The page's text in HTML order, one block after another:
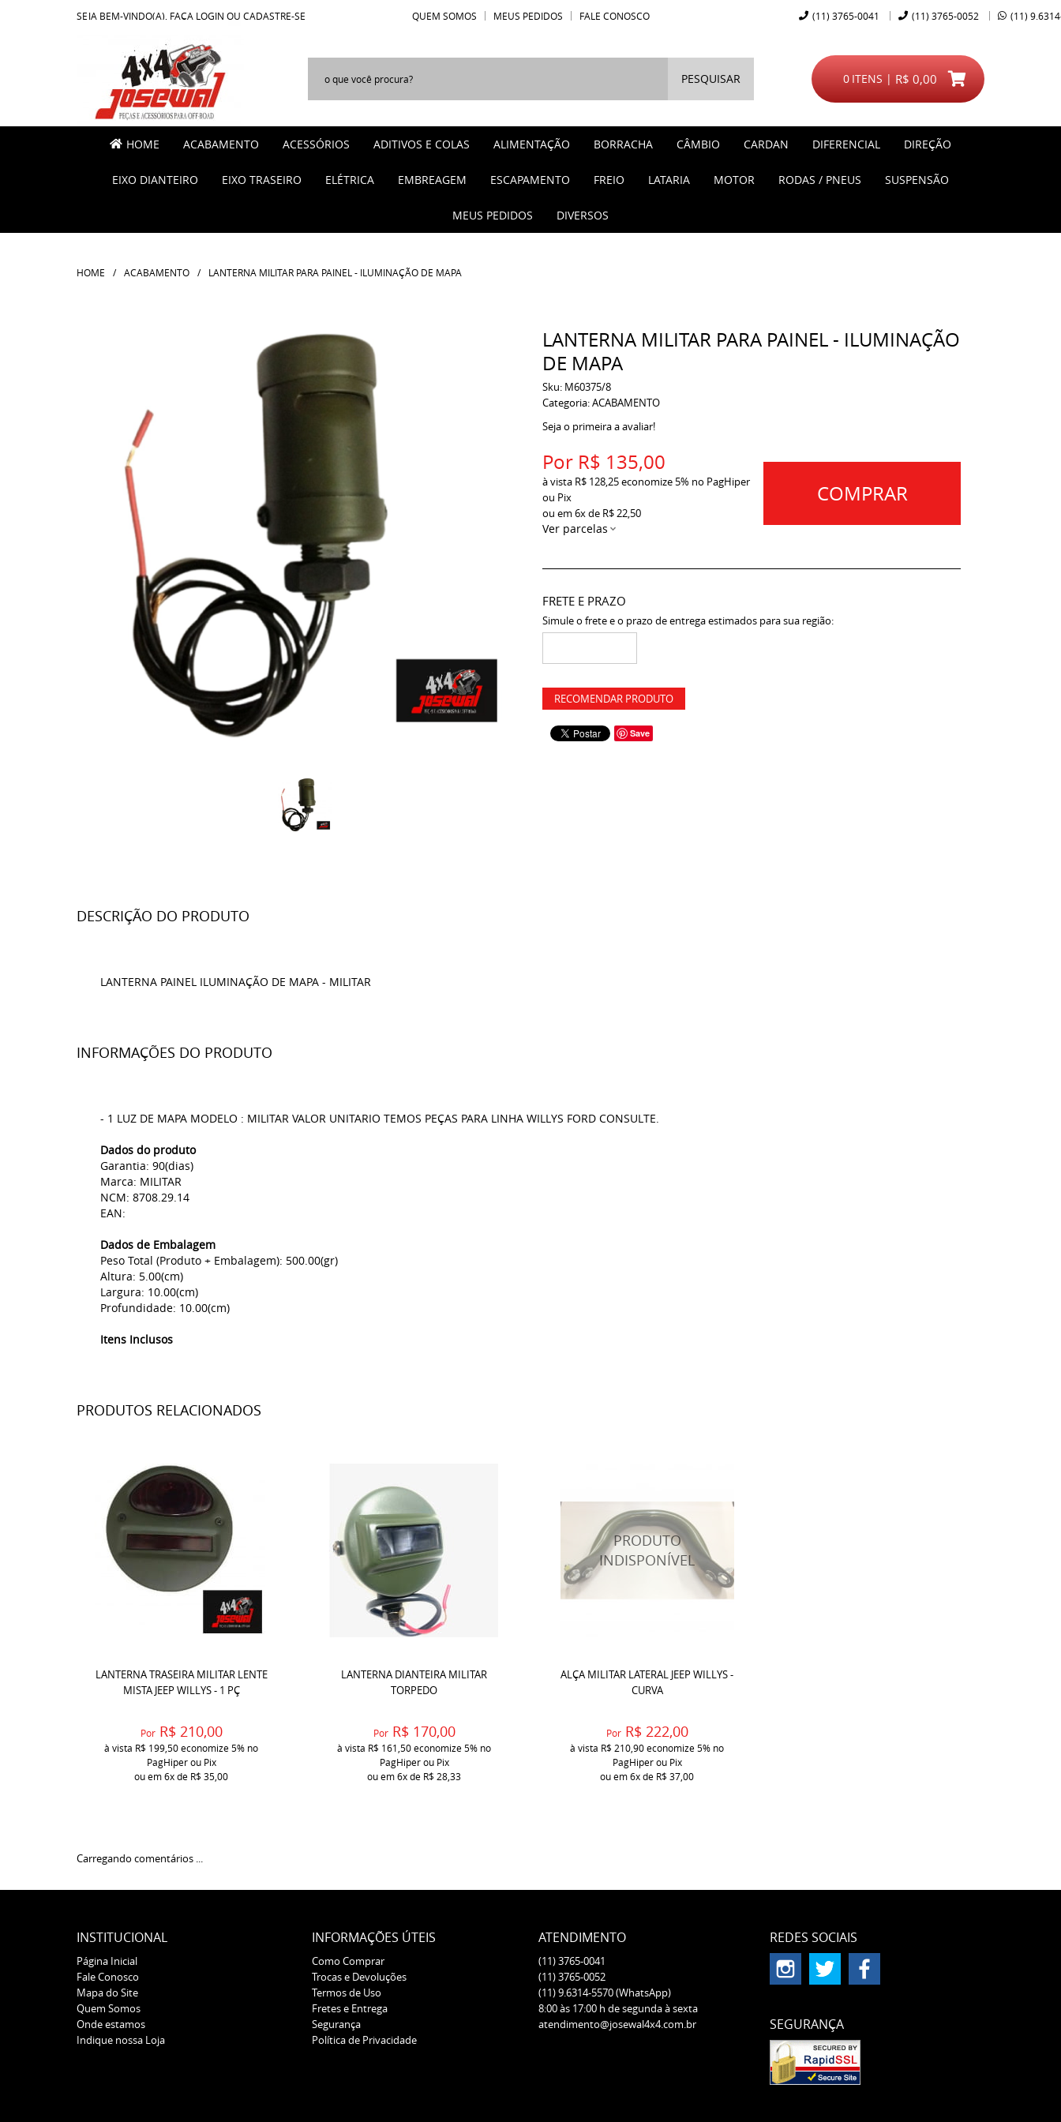
SEJA BEM-VINDO(A), FAÇA LOGIN OU CADASTRE-SE QUEM SOMOS MEUS PEDIDOS FALE CONOSCO (11) 3765-0041 (11) 3765-0052 (11)
PESQUISAR ITENS
0 R$ 0,00
HOME ACABAMENTO ACESSÓRIOS ADITIVOS E COLAS ALIMENTAÇÃO BORRACHA CÂMBIO CARDAN DIFERENCIAL DIREÇÃO
EIXO DIANTEIRO EIXO TRASEIRO ELÉTRICA EMBREAGEM ESCAPAMENTO FREIO LATARIA MOTOR RODAS / PNEUS SUSPENSÃO
MEUS PEDIDOS DIVERSOS
HOME ACABAMENTO LANTERNA MILITAR PARA PAINEL - ILUMINAÇÃO DE MAPA
LANTERNA MILITAR PARA PAINEL - ILUMINAÇÃO
DE MAPA
Sku: M60375/8
Categoria:ACABAMENTO
Seja o primeira a avaliar!
Por R$ 135,00
à vista R$ 128,25economize 5% no PagHiper
ou Pix
ou em 6xde R$ 22,50
Ver parcelas
COMPRAR
FRETE E PRAZO
Simule o frete e o prazo de entrega estimados para sua região:
RECOMENDAR PRODUTO
Save
DESCRIÇÃO DO PRODUTO
LANTERNA PAINEL ILUMINAÇÃO DE MAPA - MILITAR
INFORMAÇÕES DO PRODUTO
- 1 LUZ DE MAPA MODELO : MILITAR VALOR UNITARIO TEMOS PEÇAS PARA LINHA WILLYS FORD CONSULTE.
Dados do produto
Garantia: 90(dias)
Marca: MILITAR
NCM: 8708.29.14
EAN:
Dados de Embalagem
Peso Total (Produto + Embalagem): 500.00(gr)
Altura: 5.00(cm)
Largura: 10.00(cm)
Profundidade: 10.00(cm)
Itens Inclusos
PRODUTOS RELACIONADOS
LANTERNA TRASEIRA MILITAR LENTE
MISTA JEEP WILLYS - 1 PÇ
Por R$ 210,00
à vista R$ 199,50economize5% no
PagHiper ou Pix
ou em6xde R$ 35,00
LANTERNA DIANTEIRA MILITAR
TORPEDO
Por R$ 170,00
à vista R$ 161,50economize5% no
PagHiper ou Pix
ou em6xde R$ 28,33
ALÇA MILITAR LATERAL JEEP WILLYS -
CURVA
Por R$ 222,00
à vista R$ 210,90economize5% no
PagHiper ou Pix
ou em6xde R$ 37,00
Carregando comentários ...
INSTITUCIONAL
Página Inicial
Fale Conosco
Mapa do Site
Quem Somos
Onde estamos
Indique nossa Loja
INFORMAÇÕES ÚTEIS
Como Comprar
Trocas e Devoluções
Termos de Uso
Fretes e Entrega
Segurança
Política de Privacidade
ATENDIMENTO
(11)3765-0041
(11)3765-0052
(11)9.6314-5570(WhatsApp)
8:00 às 17:00 h de segunda à sexta
atendimento@josewal4x4.com.br
REDES SOCIAIS
SEGURANÇA